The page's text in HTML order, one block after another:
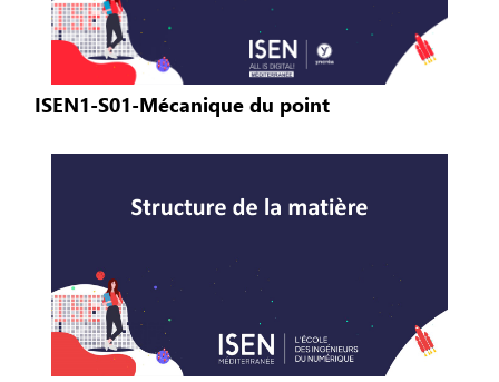
ISEN1-S01-Mécanique du point